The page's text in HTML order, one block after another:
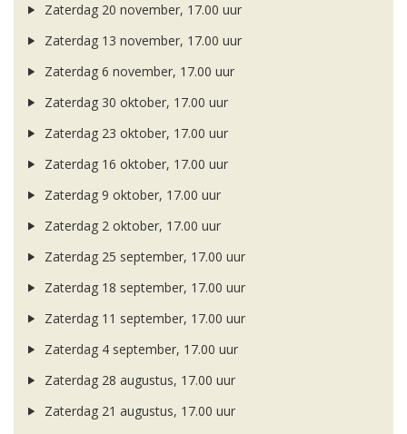
Zaterdag 20 november, 17.00 uur
Zaterdag 13 november, 17.00 uur
Zaterdag 6 november, 17.00 uur
Zaterdag 30 oktober, 17.00 uur
Zaterdag 23 oktober, 17.00 uur
Zaterdag 16 oktober, 17.00 uur
Zaterdag 9 oktober, 17.00 uur
Zaterdag 2 oktober, 17.00 uur
Zaterdag 25 september, 17.00 uur
Zaterdag 18 september, 17.00 uur
Zaterdag 11 september, 17.00 uur
Zaterdag 4 september, 17.00 uur
Zaterdag 28 augustus, 17.00 uur
Zaterdag 21 augustus, 17.00 uur